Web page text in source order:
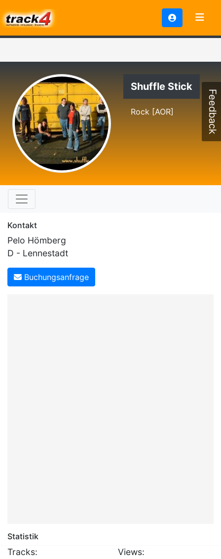
Shuffle Stick
Rock [AOR]
Kontakt
Pelo Hömberg
D - Lennestadt
Buchungsanfrage
Statistik
Tracks:
Views:
Feedback